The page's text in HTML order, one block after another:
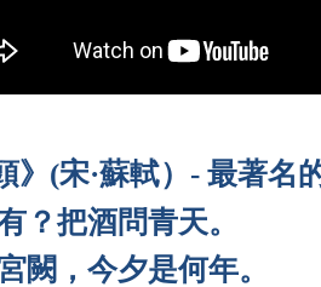
》(宋·蘇軾）- 最著名
把酒問青天。
，今夕是何年。